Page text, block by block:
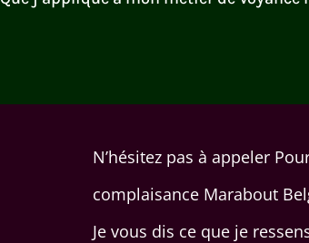
N’hésitez pas à appeler
complaisance Marabout
Je vous dis ce que je